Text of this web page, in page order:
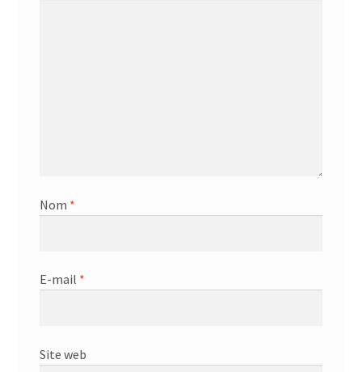
Nom *
E-mail *
Site web